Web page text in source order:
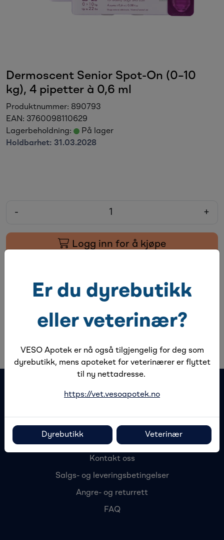
Dermoscent Senior Spot-On (0–10
kg), 4 pipetter à 0,6 ml
Produktnummer: 890793
EAN: 3760098110629
Lagerbeholdning:
På lager
Holdbarhet: 31.03.2028
- +
Logg inn for å kjøpe
Beskrivelse
Kontakt oss
Salgs- og leveringsbetingelser
Angre- og returrett
FAQ
Er du dyrebutikk
eller veterinær?
VESO Apotek er nå også tilgjengelig for deg som
dyrebutikk, mens apoteket for veterinærer er flyttet
til ny nettadresse.
https://vet.vesoapotek.no
Dyrebutikk Veterinær